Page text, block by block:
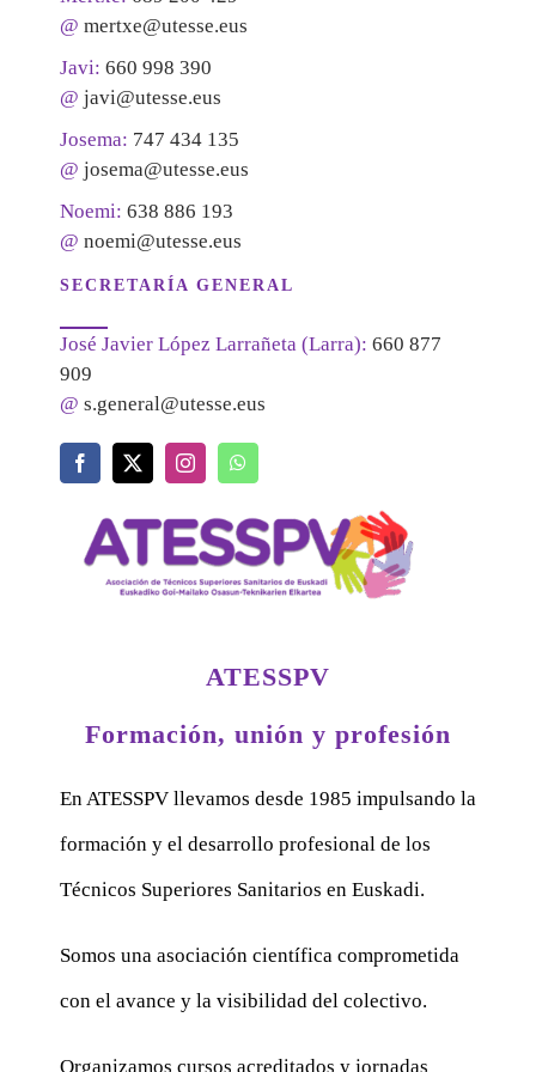
@ mertxe@utesse.eus
Javi: 660 998 390
@ javi@utesse.eus
Josema: 747 434 135
@ josema@utesse.eus
Noemi: 638 886 193
@ noemi@utesse.eus
SECRETARÍA GENERAL
José Javier López Larrañeta (Larra): 660 877
909
@ s.general@utesse.eus
ATESSPV
Formación, unión y profesión
En ATESSPV llevamos desde 1985 impulsando la
formación y el desarrollo profesional de los
Técnicos Superiores Sanitarios en Euskadi.
Somos una asociación científica comprometida
con el avance y la visibilidad del colectivo.
Organizamos cursos acreditados y jornadas